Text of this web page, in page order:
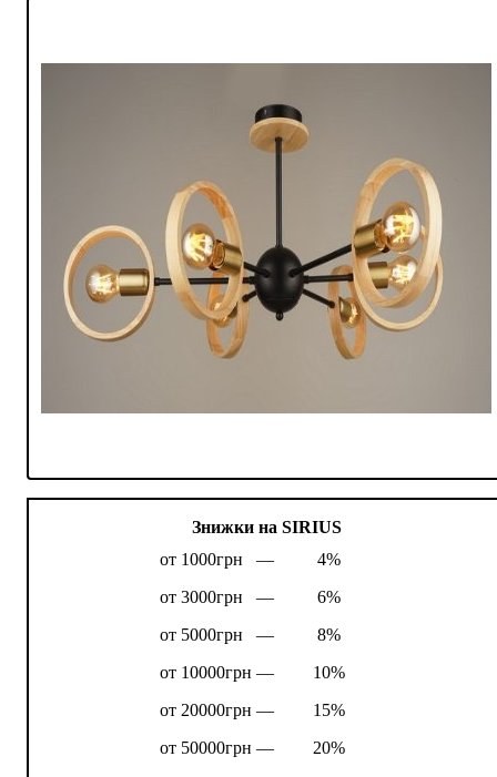
Знижки на SIRIUS
от 1000грн —
4%
от 3000грн —
6%
от 5000грн —
8%
от 10000грн —
10%
от 20000грн —
15%
от 50000грн —
20%